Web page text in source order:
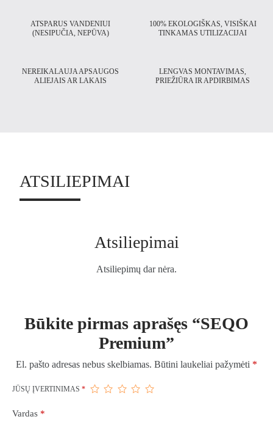
ATSPARUS VANDENIUI
(NESIPUČIA, NEPŪVA)
100% EKOLOGIŠKAS, VISIŠKAI
TINKAMAS UTILIZACIJAI
NEREIKALAUJA APSAUGOS
ALIEJAIS AR LAKAIS
LENGVAS MONTAVIMAS,
PRIEŽIŪRA IR APDIRBIMAS
ATSILIEPIMAI
Atsiliepimai
Atsiliepimų dar nėra.
Būkite pirmas aprašęs “SEQO
Premium”
El. pašto adresas nebus skelbiamas. Būtini laukeliai pažymėti *
JŪSŲ ĮVERTINIMAS *
Vardas *